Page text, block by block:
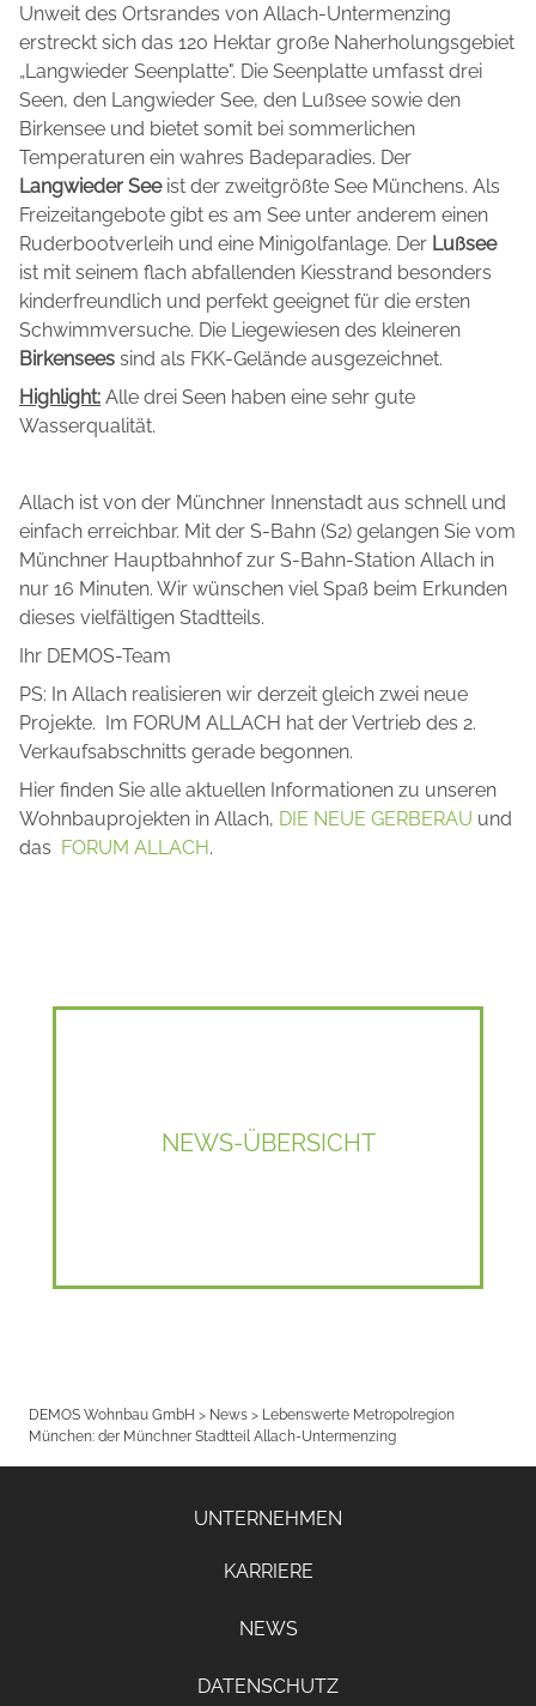
Unweit des Ortsrandes von Allach-Untermenzing
erstreckt sich das 120 Hektar große Naherholungsgebiet
„Langwieder Seenplatte". Die Seenplatte umfasst drei
Seen, den Langwieder See, den Lußsee sowie den
Birkensee und bietet somit bei sommerlichen
Temperaturen ein wahres Badeparadies. Der
Langwieder Seeist der zweitgrößte See Münchens. Als
Freizeitangebote gibt es am See unter anderem einen
Ruderbootverleih und eine Minigolfanlage. Der Lußsee
ist mit seinem flach abfallenden Kiesstrand besonders
kinderfreundlich und perfekt geeignet für die ersten
Schwimmversuche. Die Liegewiesen des kleineren
Birkensees sind als FKK-Gelände ausgezeichnet.
Highlight: Alle drei Seen haben eine sehr gute
Wasserqualität.
Allach ist von der Münchner Innenstadt aus schnell und
einfach erreichbar. Mit der S-Bahn (S2) gelangen Sie vom
Münchner Hauptbahnhof zur S-Bahn-Station Allach in
nur 16 Minuten. Wir wünschen viel Spaß beim Erkunden
dieses vielfältigen Stadtteils.
Ihr DEMOS-Team
PS: In Allach realisieren wir derzeit gleich zwei neue
Projekte. Im FORUM ALLACH hat der Vertrieb des 2.
Verkaufsabschnitts gerade begonnen.
Hier finden Sie alle aktuellen Informationen zu unseren
Wohnbauprojekten in Allach, DIE NEUE GERBERAU und
das FORUM ALLACH.
NEWS-ÜBERSICHT
DEMOS Wohnbau GmbH > News > Lebenswerte Metropolregion
München: der Münchner Stadtteil Allach-Untermenzing
UNTERNEHMEN
KARRIERE
NEWS
DATENSCHUTZ